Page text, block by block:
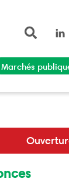
Marchés
de la